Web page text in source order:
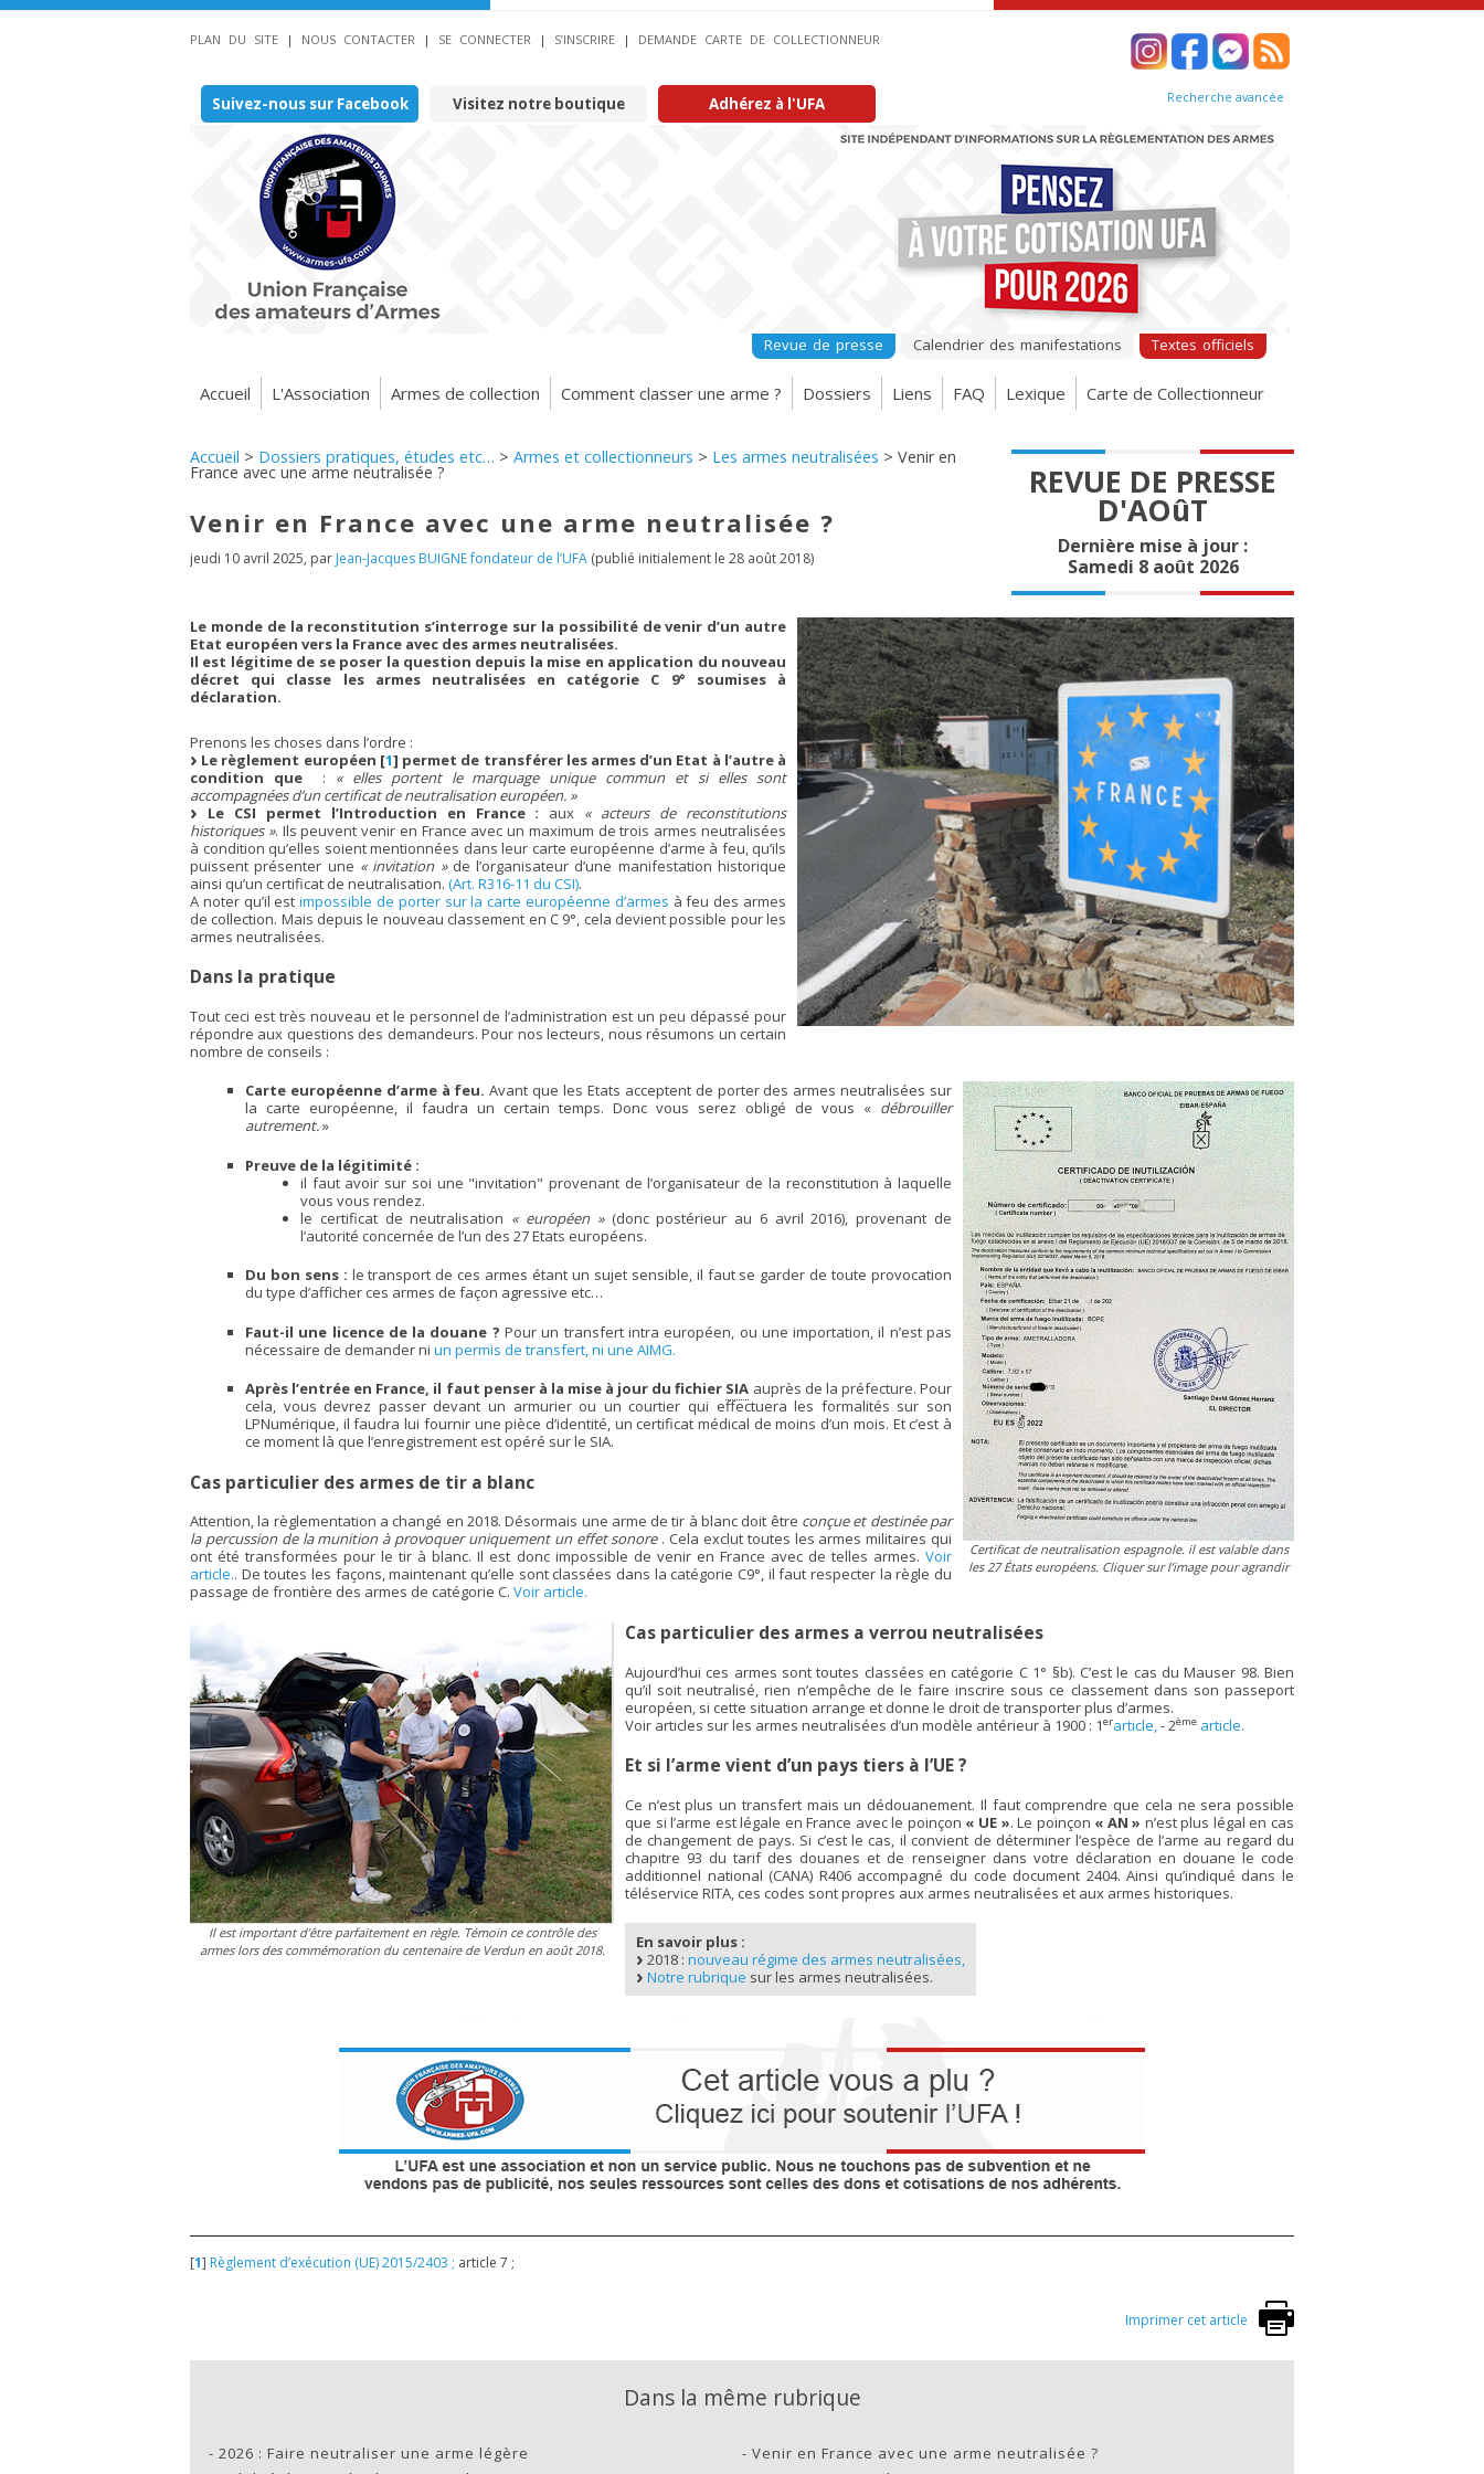
PLAN DU SITE | NOUS CONTACTER | SE CONNECTER | S’INSCRIRE | DEMANDE CARTE DE COLLECTIONNEUR
Suivez-nous sur Facebook Visitez notre boutique Adhérez à l'UFA Recherche avancée
Revue de presse Calendrier des manifestations Textes officiels
Accueil L'Association Armes de collection Comment classer une arme ? Dossiers Liens FAQ Lexique Carte de Collectionneur
REVUE DE PRESSE
D'AOûT
Dernière mise à jour :
Samedi 8 août 2026
Accueil > Dossiers pratiques, études etc… > Armes et collectionneurs > Les armes neutralisées > Venir en
France avec une arme neutralisée ?
Venir en France avec une arme neutralisée ?
jeudi 10 avril 2025, par Jean-Jacques BUIGNE fondateur de l’UFA (publié initialement le 28 août 2018)
Le monde de la reconstitution s’interroge sur la possibilité de venir d’un autre
Etat européen vers la France avec des armes neutralisées.
Il est légitime de se poser la question depuis la mise en application du nouveau
décret qui classe les armes neutralisées en catégorie C 9° soumises à
déclaration.
Prenons les choses dans l’ordre :
Le règlement européen [1] permet de transférer les armes d’un Etat à l’autre à
condition que
: « elles portent le marquage unique commun et si elles sont
accompagnées d’un certificat de neutralisation européen. »
Le CSI permet l’Introduction en France : aux « acteurs de reconstitutions
historiques ». Ils peuvent venir en France avec un maximum de trois armes neutralisées
à condition qu’elles soient mentionnées dans leur carte européenne d’arme à feu, qu’ils
puissent présenter une « invitation »de l’organisateur d’une manifestation historique
ainsi qu’un certificat de neutralisation. (Art. R316-11 du CSI).
A noter qu’il estimpossible de porter sur la carte européenne d’armes à feu des armes
de collection. Mais depuis le nouveau classement en C 9°, cela devient possible pour les
armes neutralisées.
Dans la pratique
Tout ceci est très nouveau et le personnel de l’administration est un peu dépassé pour
répondre aux questions des demandeurs. Pour nos lecteurs, nous résumons un certain
nombre de conseils :
Certificat de neutralisation espagnole. il est valable dans
les 27 États européens. Cliquer sur l’image pour agrandir
Carte européenne d’arme à feu. Avant que les Etats acceptent de porter des armes neutralisées sur
la carte européenne, il faudra un certain temps. Donc vous serez obligé de vous « débrouiller
autrement.»
Preuve de la légitimité :
il faut avoir sur soi une "invitation" provenant de l’organisateur de la reconstitution à laquelle
vous vous rendez.
le certificat de neutralisation « européen »(donc postérieur au 6 avril 2016), provenant de
l’autorité concernée de l’un des 27 Etats européens.
Du bon sens : le transport de ces armes étant un sujet sensible, il faut se garder de toute provocation
du type d’afficher ces armes de façon agressive etc…
Faut-il une licence de la douane ? Pour un transfert intra européen, ou une importation, il n’est pas
nécessaire de demander ni un permis de transfert, ni une AIMG.
Après l’entrée en France, il faut penser à la mise à jour du fichier SIA auprès de la préfecture. Pour
cela, vous devrez passer devant un armurier ou un courtier qui effectuera les formalités sur son
LPNumérique, il faudra lui fournir une pièce d’identité, un certificat médical de moins d’un mois. Et c’est à
ce moment là que l’enregistrement est opéré sur le SIA.
Cas particulier des armes de tir a blanc
Attention, la règlementation a changé en 2018. Désormais une arme de tir à blanc doit être conçue et destinée par
la percussion de la munition à provoquer uniquement un effet sonore . Cela exclut toutes les armes militaires qui
ont été transformées pour le tir à blanc. Il est donc impossible de venir en France avec de telles armes. Voir
article.. De toutes les façons, maintenant qu’elle sont classées dans la catégorie C9°, il faut respecter la règle du
passage de frontière des armes de catégorie C. Voir article.
Il est important d’être parfaitement en règle. Témoin ce contrôle des
armes lors des commémoration du centenaire de Verdun en août 2018.
Cas particulier des armes a verrou neutralisées
Aujourd’hui ces armes sont toutes classées en catégorie C 1° §b). C’est le cas du Mauser 98. Bien
qu’il soit neutralisé, rien n’empêche de le faire inscrire sous ce classement dans son passeport
européen, si cette situation arrange et donne le droit de transporter plus d’armes.
Voir articles sur les armes neutralisées d’un modèle antérieur à 1900 : 1erarticle,- 2ème article.
Et si l’arme vient d’un pays tiers à l’UE ?
Ce n’est plus un transfert mais un dédouanement. Il faut comprendre que cela ne sera possible
que si l’arme est légale en France avec le poinçon « UE ». Le poinçon « AN » n’est plus légal en cas
de changement de pays. Si c’est le cas, il convient de déterminer l’espèce de l’arme au regard du
chapitre 93 du tarif des douanes et de renseigner dans votre déclaration en douane le code
additionnel national (CANA) R406 accompagné du code document 2404. Ainsi qu’indiqué dans le
téléservice RITA, ces codes sont propres aux armes neutralisées et aux armes historiques.
En savoir plus :
2018 : nouveau régime des armes neutralisées,
Notre rubrique sur les armes neutralisées.
[1] Règlement d’exécution (UE) 2015/2403 ; article 7 ;
Imprimer cet article
Dans la même rubrique
- 2026 : Faire neutraliser une arme légère - Venir en France avec une arme neutralisée ?